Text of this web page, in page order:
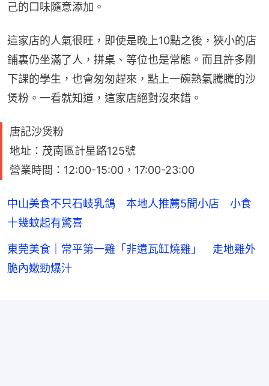
己的口味隨意添加。
這家店的人氣很旺，即使是晚上10點之後，狹小的店
鋪裏仍坐滿了人，拼桌、等位也是常態。而且許多剛
下課的學生，也會匆匆趕來，點上一碗熱氣騰騰的沙
煲粉。一看就知道，這家店絕對沒來錯。
唐記沙煲粉
地址：茂南區計星路125號
營業時間：12:00-15:00，17:00-23:00
中山美食不只石岐乳鴿 本地人推薦5間小店 小食
十幾蚊起有驚喜
東莞美食｜常平第一雞「非遺瓦缸燒雞」 走地雞外
脆內嫩勁爆汁